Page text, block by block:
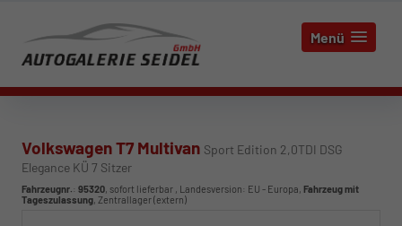
Menü
Volkswagen T7 Multivan Sport Edition 2,0TDI DSG
Elegance KÜ 7 Sitzer
Fahrzeugnr.: 95320, sofort lieferbar , Landesversion: EU - Europa, Fahrzeug mit
Tageszulassung, Zentrallager (extern)